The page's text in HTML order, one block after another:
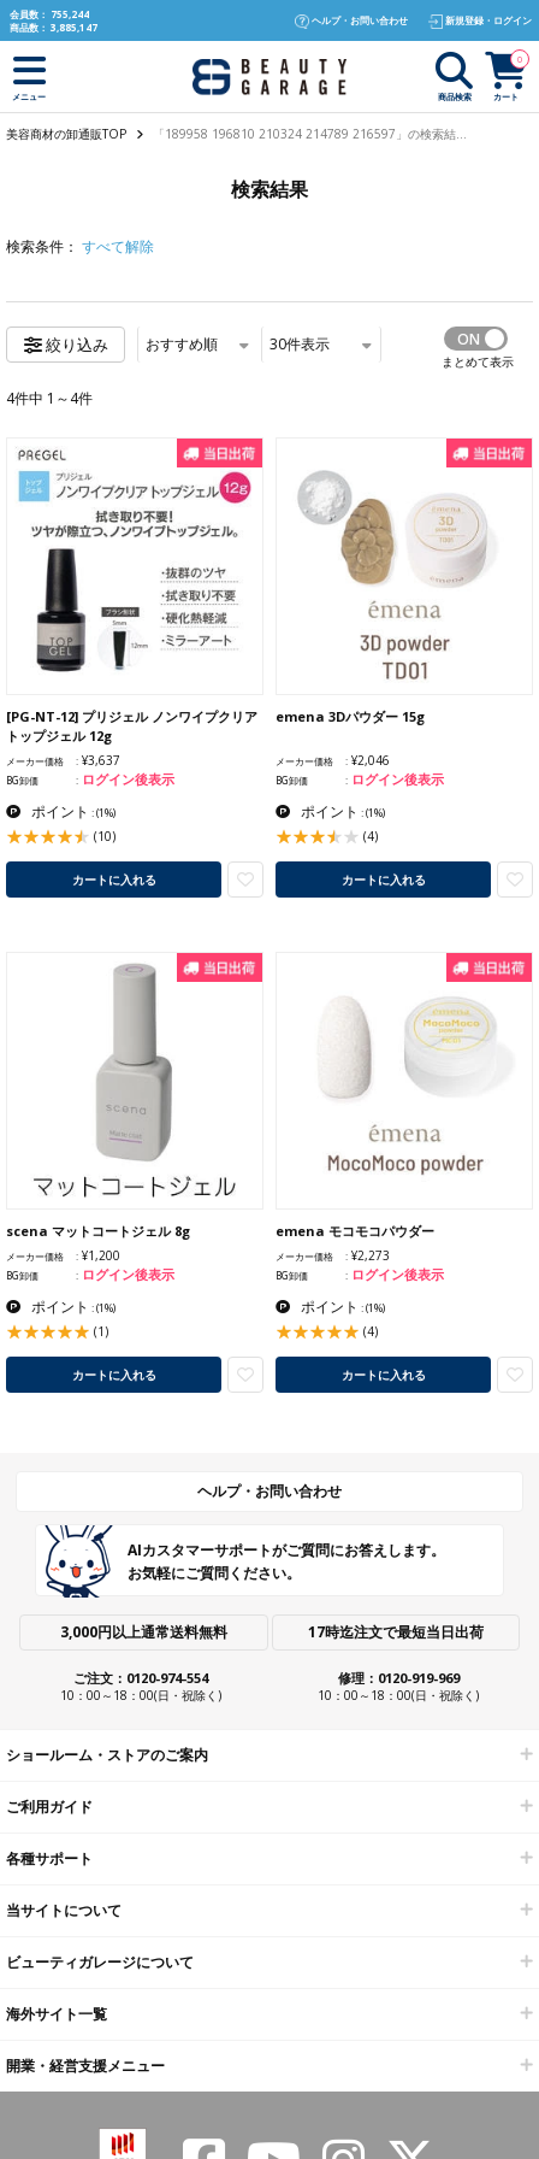
text.skipToContent
text.skipToNavigation
会員数： 755,244
商品数： 3,885,147
ヘルプ・お問い合わせ 新規登録・ログイン
メニュー 商品検索 カート
0
美容商材の卸通販TOP 「189958 196810 210324 214789 216597」の検索結...
検索結果
検索条件： すべて解除
絞り込み おすすめ順 30件表示
まとめて表示
4件中 1～4件
[PG-NT-12] プリジェル ノンワイプクリア
トップジェル 12g
メーカー価格 ¥3,637
BG卸価 ログイン後表示
ポイント :(1%)
(10)
カートに入れる
emena 3Dパウダー 15g
メーカー価格 ¥2,046
BG卸価 ログイン後表示
ポイント :(1%)
(4)
カートに入れる
scena マットコートジェル 8g
メーカー価格 ¥1,200
BG卸価 ログイン後表示
ポイント :(1%)
(1)
カートに入れる
emena モコモコパウダー
メーカー価格 ¥2,273
BG卸価 ログイン後表示
ポイント :(1%)
(4)
カートに入れる
ヘルプ・お問い合わせ
AIカスタマーサポートがご質問にお答えします。
お気軽にご質問ください。
3,000円以上通常送料無料 17時迄注文で最短当日出荷
ご注文：0120-974-554
10：00～18：00(日・祝除く)
修理：0120-919-969
10：00～18：00(日・祝除く)
ショールーム・ストアのご案内
ご利用ガイド
各種サポート
当サイトについて
ビューティガレージについて
海外サイト一覧
開業・経営支援メニュー